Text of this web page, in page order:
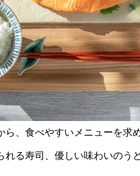
、食べやすいメニューを求
る寿司、優しい味わいのう